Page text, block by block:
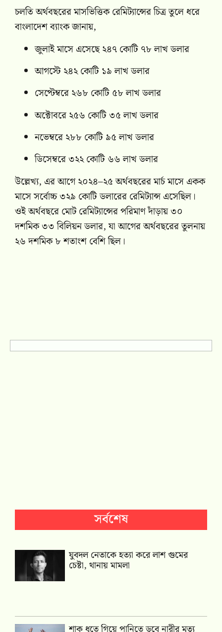
চলতি অর্থবছরের মাসভিত্তিক রেমিট্যান্সের চিত্র তুলে ধরে
বাংলাদেশ ব্যাংক জানায়,
জুলাই মাসে এসেছে ২৪৭ কোটি ৭৮ লাখ ডলার
আগস্টে ২৪২ কোটি ১৯ লাখ ডলার
সেপ্টেম্বরে ২৬৮ কোটি ৫৮ লাখ ডলার
অক্টোবরে ২৫৬ কোটি ৩৫ লাখ ডলার
নভেম্বরে ২৮৮ কোটি ৯৫ লাখ ডলার
ডিসেম্বরে ৩২২ কোটি ৬৬ লাখ ডলার
উল্লেখ্য, এর আগে ২০২৪–২৫ অর্থবছরের মার্চ মাসে একক
মাসে সর্বোচ্চ ৩২৯ কোটি ডলারের রেমিট্যান্স এসেছিল।
ওই অর্থবছরে মোট রেমিট্যান্সের পরিমাণ দাঁড়ায় ৩০
দশমিক ৩৩ বিলিয়ন ডলার, যা আগের অর্থবছরের তুলনায়
২৬ দশমিক ৮ শতাংশ বেশি ছিল।
সর্বশেষ
যুবদল নেতাকে হত্যা করে লাশ গুমের
চেষ্টা, থানায় মামলা